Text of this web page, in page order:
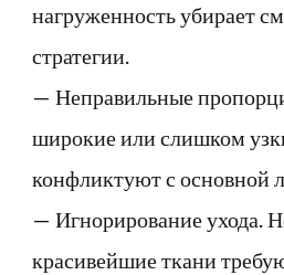
нагруженность убирает
стратегии.
— Неправильные
широкие или слишком
конфликтуют с основной
— Игнорирование ухода.
красивейшие ткани